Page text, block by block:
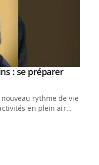
: se préparer
rythme de vie !
en plein air…